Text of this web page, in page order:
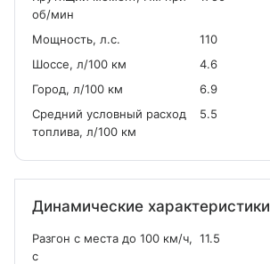
об/мин
Мощность, л.с.
110
Шоссе, л/100 км
4.6
Город, л/100 км
6.9
Средний условный расход
топлива, л/100 км
5.5
Динамические характеристики
Разгон с места до 100 км/ч,
с
11.5